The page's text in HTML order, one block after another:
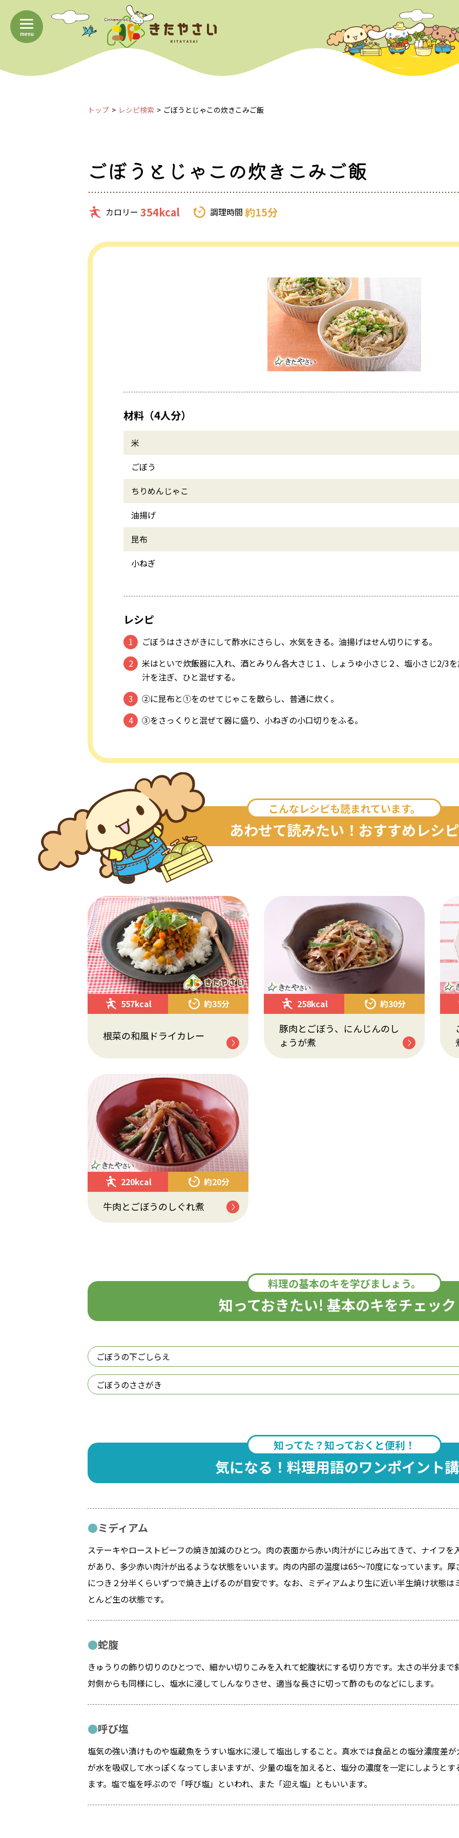
menu
トップ レシピ検索 ごぼうとじゃこの炊きこみご飯
ごぼうとじゃこの炊きこみご飯
カロリー 354kcal 調理時間 約15分
材料（4人分）
米
ごぼう
ちりめんじゃこ
油揚げ
昆布
小ねぎ
レシピ
ごぼうはささがきにして酢水にさらし、水気をきる。油揚げはせん切りにする。
米はといで炊飯器に入れ、酒とみりん各大さじ１、しょうゆ小さじ２、塩小さじ2/3
汁を注ぎ、ひと混ぜする。
②に昆布と①をのせてじゃこを散らし、普通に炊く。
③をさっくりと混ぜて器に盛り、小ねぎの小口切りをふる。
こんなレシピも読まれています。
あわせて読みたい！おすすめレシピ
557kcal 約35分
根菜の和風ドライカレー
258kcal 約30分
豚肉とごぼう、にんじんのし
ょうが煮
220kcal 約20分
牛肉とごぼうのしぐれ煮
料理の基本のキを学びましょう。
知っておきたい! 基本のキをチェッ
ごぼうの下ごしらえ
ごぼうのささがき
知ってた？知っておくと便利！
気になる！料理用語のワンポイント
ミディアム
ステーキやローストビーフの焼き加減のひとつ。肉の表面から赤い肉汁がにじみ出てきて、ナイフ
があり、多少赤い肉汁が出るような状態をいいます。肉の内部の温度は65～70度になっています。
につき２分半くらいずつで焼き上げるのが目安です。なお、ミディアムより生に近い半生焼け状態
とんど生の状態です。
蛇腹
きゅうりの飾り切りのひとつで、細かい切りこみを入れて蛇腹状にする切り方です。太さの半分ま
対側からも同様にし、塩水に浸してしんなりさせ、適当な長さに切って酢のものなどにします。
呼び塩
塩気の強い漬けものや塩蔵魚をうすい塩水に浸して塩出しすること。真水では食品との塩分濃度差
が水を吸収して水っぽくなってしまいますが、少量の塩を加えると、塩分の濃度を一定にしようと
ます。塩で塩を呼ぶので「呼び塩」といわれ、また「迎え塩」ともいいます。